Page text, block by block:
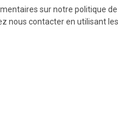
sur notre politique de
nous contacter en utilisant les